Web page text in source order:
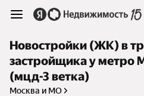
Новостройки (ЖК) в
застройщика у
(мцд-3 ветка)
Москва и МО